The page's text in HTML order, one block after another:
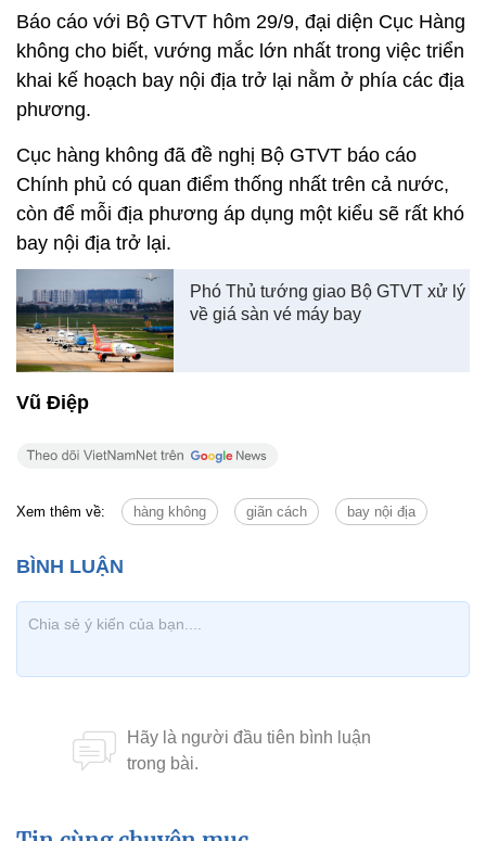
Báo cáo với Bộ GTVT hôm 29/9, đại diện Cục Hàng
không cho biết, vướng mắc lớn nhất trong việc triển
khai kế hoạch bay nội địa trở lại nằm ở phía các địa
phương.
Cục hàng không đã đề nghị Bộ GTVT báo cáo
Chính phủ có quan điểm thống nhất trên cả nước,
còn để mỗi địa phương áp dụng một kiểu sẽ rất khó
bay nội địa trở lại.
Phó Thủ tướng giao Bộ GTVT xử lý
về giá sàn vé máy bay
Vũ Điệp
Xem thêm về: hàng không giãn cách bay nội địa